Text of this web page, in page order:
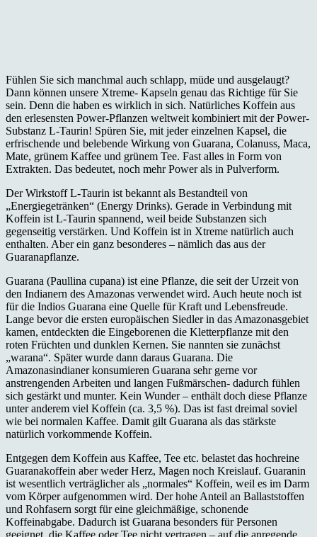
Fühlen Sie sich manchmal auch schlapp, müde und ausgelaugt?
Dann können unsere Xtreme- Kapseln genau das Richtige für Sie
sein. Denn die haben es wirklich in sich. Natürliches Koffein aus
den erlesensten Power-Pflanzen weltweit kombiniert mit der Power-
Substanz L-Taurin! Spüren Sie, mit jeder einzelnen Kapsel, die
erfrischende und belebende Wirkung von Guarana, Colanuss, Maca,
Mate, grünem Kaffee und grünem Tee. Fast alles in Form von
Extrakten. Das bedeutet, noch mehr Power als in Pulverform.
Der Wirkstoff L-Taurin ist bekannt als Bestandteil von
„Energiegetränken“ (Energy Drinks). Gerade in Verbindung mit
Koffein ist L-Taurin spannend, weil beide Substanzen sich
gegenseitig verstärken. Und Koffein ist in Xtreme natürlich auch
enthalten. Aber ein ganz besonderes – nämlich das aus der
Guaranapflanze.
Guarana (Paullina cupana) ist eine Pflanze, die seit der Urzeit von
den Indianern des Amazonas verwendet wird. Auch heute noch ist
für die Indios Guarana eine Quelle für Kraft und Lebensfreude.
Lange bevor die ersten europäischen Siedler in das Amazonasgebiet
kamen, entdeckten die Eingeborenen die Kletterpflanze mit den
roten Früchten und dunklen Kernen. Sie nannten sie zunächst
„warana“. Später wurde dann daraus Guarana. Die
Amazonasindianer konsumieren Guarana sehr gerne vor
anstrengenden Arbeiten und langen Fußmärschen- dadurch fühlen
sich gestärkt und munter. Kein Wunder – enthält doch diese Pflanze
unter anderem viel Koffein (ca. 3,5 %). Das ist fast dreimal soviel
wie bei normalen Kaffee. Damit gilt Guarana als das stärkste
natürlich vorkommende Koffein.
Entgegen dem Koffein aus Kaffee, Tee etc. belastet das hochreine
Guaranakoffein aber weder Herz, Magen noch Kreislauf. Guaranin
ist wesentlich verträglicher als „normales“ Koffein, weil es im Darm
vom Körper aufgenommen wird. Der hohe Anteil an Ballaststoffen
und Rohfasern sorgt für eine gleichmäßige, schonende
Koffeinabgabe. Dadurch ist Guarana besonders für Personen